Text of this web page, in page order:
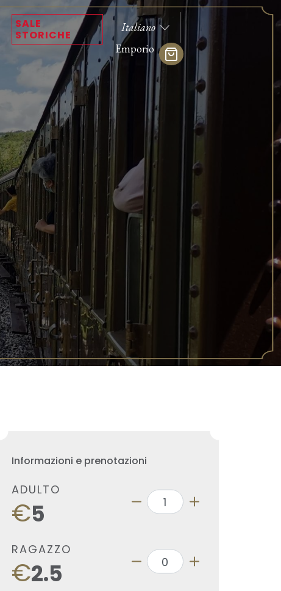
SALE
STORICHE
Emporio
Informazioni e prenotazioni
ADULTO
€5
RAGAZZO
€2.5